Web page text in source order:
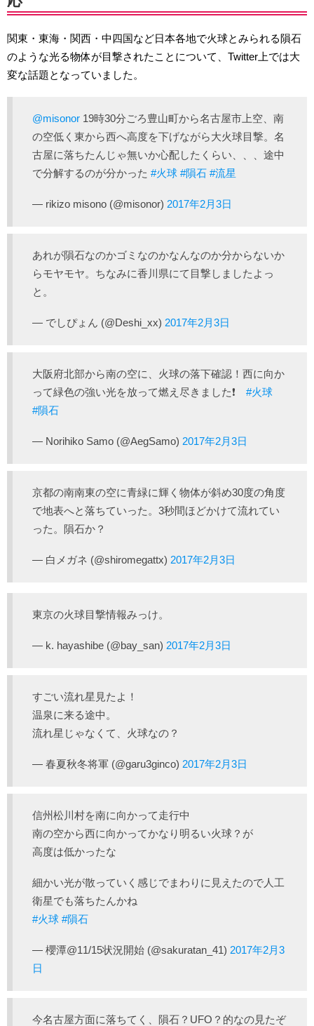
関東・東海・関西・中四国など日本各地で火球とみられる隕石
のような光る物体が目撃されたことについて、Twitter上では大
変な話題となっていました。
@misonor 19時30分ごろ豊山町から名古屋市上空、南
の空低く東から西へ高度を下げながら大火球目撃。名
古屋に落ちたんじゃ無いか心配したくらい、、、途中
で分解するのが分かった #火球 #隕石 #流星
— rikizo misono (@misonor) 2017年2月3日
あれが隕石なのかゴミなのかなんなのか分からないか
らモヤモヤ。ちなみに香川県にて目撃しましたよっ
と。
— でしぴょん (@Deshi_xx) 2017年2月3日
大阪府北部から南の空に、火球の落下確認！西に向か
って緑色の強い光を放って燃え尽きました❗ #火球
#隕石
— Norihiko Samo (@AegSamo) 2017年2月3日
京都の南南東の空に青緑に輝く物体が斜め30度の角度
で地表へと落ちていった。3秒間ほどかけて流れてい
った。隕石か？
— 白メガネ (@shiromegattx) 2017年2月3日
東京の火球目撃情報みっけ。
— k. hayashibe (@bay_san) 2017年2月3日
すごい流れ星見たよ！
温泉に来る途中。
流れ星じゃなくて、火球なの？
— 春夏秋冬将軍 (@garu3ginco) 2017年2月3日
信州松川村を南に向かって走行中
南の空から西に向かってかなり明るい火球？が
高度は低かったな
細かい光が散っていく感じでまわりに見えたので人工
衛星でも落ちたんかね
#火球 #隕石
— 櫻潭@11/15状況開始 (@sakuratan_41) 2017年2月3
日
今名古屋方面に落ちてく、隕石？UFO？的なの見たぞ